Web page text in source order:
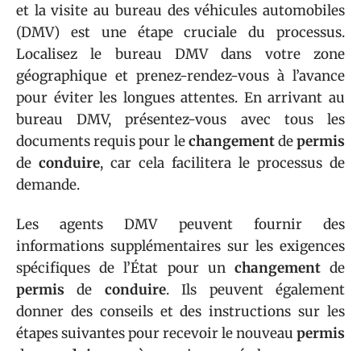
et la visite au bureau des véhicules automobiles
(DMV) est une étape cruciale du processus.
Localisez le bureau DMV dans votre zone
géographique et prenez-rendez-vous à l’avance
pour éviter les longues attentes. En arrivant au
bureau DMV, présentez-vous avec tous les
documents requis pour lechangementdepermis
de conduire, car cela facilitera le processus de
demande.
Les agents DMV peuvent fournir des
informations supplémentaires sur les exigences
spécifiques de l’État pour un changementde
permis de conduire. Ils peuvent également
donner des conseils et des instructions sur les
étapes suivantes pour recevoir le nouveau permis